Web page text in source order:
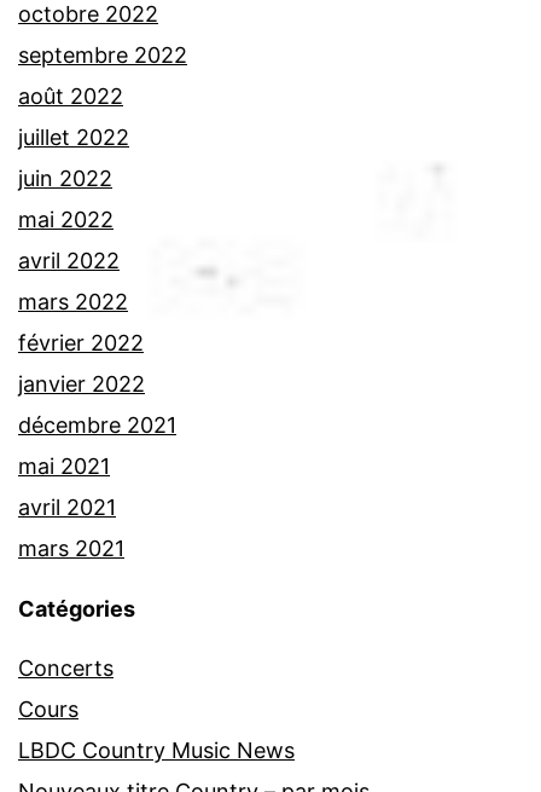
octobre 2022
septembre 2022
août 2022
juillet 2022
juin 2022
mai 2022
avril 2022
mars 2022
février 2022
janvier 2022
décembre 2021
mai 2021
avril 2021
mars 2021
Catégories
Concerts
Cours
LBDC Country Music News